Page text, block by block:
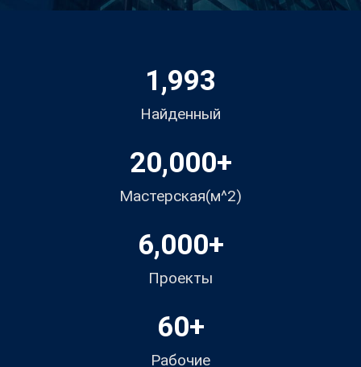
Найденный
1,993
Мастерская(м^2)
20,000+
Проекты
6,000+
Рабочие
60+